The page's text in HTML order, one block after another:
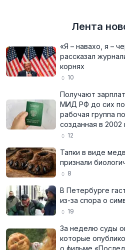
Лента
«Я – навахо, я –
рассказал
корнях
10
Получают
МИД РФ до сих
рабочая группа
созданная в 2002
12
Тапки в виде
признали
8
В Петербурге
из-за спора о
19
За неделю суды
которые
о фильме